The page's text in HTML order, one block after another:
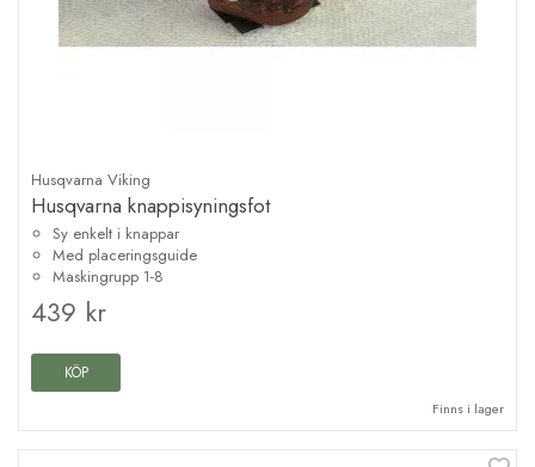
Husqvarna Viking
Husqvarna knappisyningsfot
Sy enkelt i knappar
Med placeringsguide
Maskingrupp 1-8
439 kr
KÖP
Finns i lager